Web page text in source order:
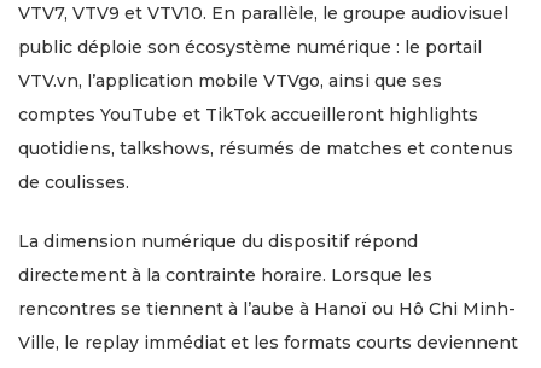
VTV7, VTV9 et VTV10. En parallèle, le groupe audiovisuel
public déploie son écosystème numérique : le portail
VTV.vn, l’application mobile VTVgo, ainsi que ses
comptes YouTube et TikTok accueilleront highlights
quotidiens, talkshows, résumés de matches et contenus
de coulisses.
La dimension numérique du dispositif répond
directement à la contrainte horaire. Lorsque les
rencontres se tiennent à l’aube à Hanoï ou Hô Chi Minh-
Ville, le replay immédiat et les formats courts deviennent